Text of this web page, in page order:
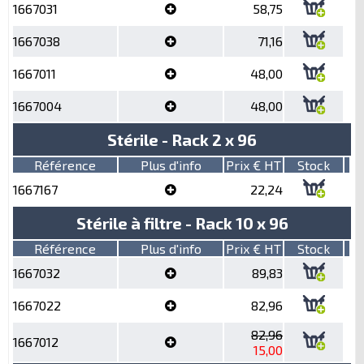
1667031
58,75
1667038 71,16
1667011 48,00
1667004 48,00
Stérile - Rack 2 x 96
Référence Plus d'info Prix € HT
Stock
1667167
22,24
Stérile à filtre - Rack 10 x 96
Référence Plus d'info Prix € HT
Stock
1667032
89,83
1667022 82,96
1667012
82,96
15,00